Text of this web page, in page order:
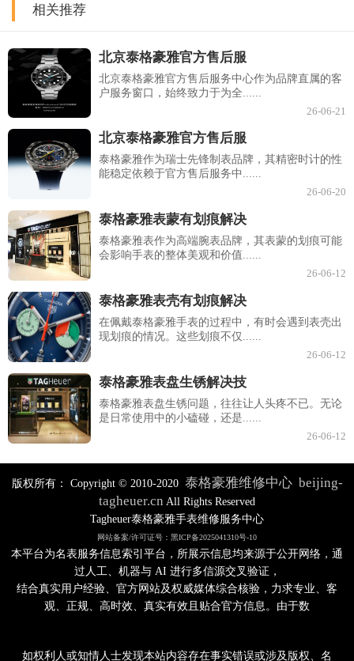
相关推荐
北京泰格豪雅官方售后服
北京泰格豪雅官方售后服务中心作为品牌直属的客
户服务窗口，始终致力于为全......
26-06-21
北京泰格豪雅官方售后服
泰格豪雅作为瑞士先锋制表品牌，其精密时计的性
能稳定依赖于官方售后服务中......
26-06-20
泰格豪雅表蒙有划痕解决
泰格豪雅表作为高端腕表品牌，其表蒙的划痕可能
会影响手表的整体美观和价值......
26-06-12
泰格豪雅表壳有划痕解决
在佩戴泰格豪雅手表的过程中，有时会遇到表壳出
现划痕的情况。这些划痕不仅......
26-06-12
泰格豪雅表盘生锈解决技
泰格豪雅表盘生锈问题，往往让人头疼不已。无论
是日常使用中的小磕碰，还是......
26-06-12
版权所有： Copyright © 2010-2020 泰格豪雅维修中心 beijing-
tagheuer.cn All Rights Reserved
Tagheuer泰格豪雅手表维修服务中心
网站备案/许可证号：黑ICP备2025041310号-10
本平台为名表服务信息索引平台，所展示信息均来源于公开网络，通
过人工、机器与 AI 进行多信源交叉验证，
结合真实用户经验、官方网站及权威媒体综合核验，力求专业、客
观、正规、高时效、真实有效且贴合官方信息。由于数
如权利人或知情人士发现本站内容存在事实错误或涉及版权、名